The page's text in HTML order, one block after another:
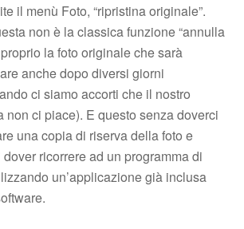
il menù Foto, “ripristina originale”.
non è la classica funzione “annulla
la foto originale che sarà
anche dopo diversi giorni
ci siamo accorti che il nostro
non ci piace). E questo senza doverci
una copia di riserva della foto e
ricorrere ad un programma di
un’applicazione già inclusa